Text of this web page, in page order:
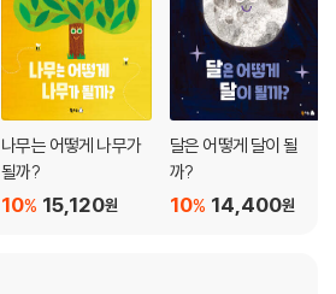
나무는 어떻게 나무가
될까?
15,120원
10%
달은 어떻게 달이 될
까?
14,400원
10%